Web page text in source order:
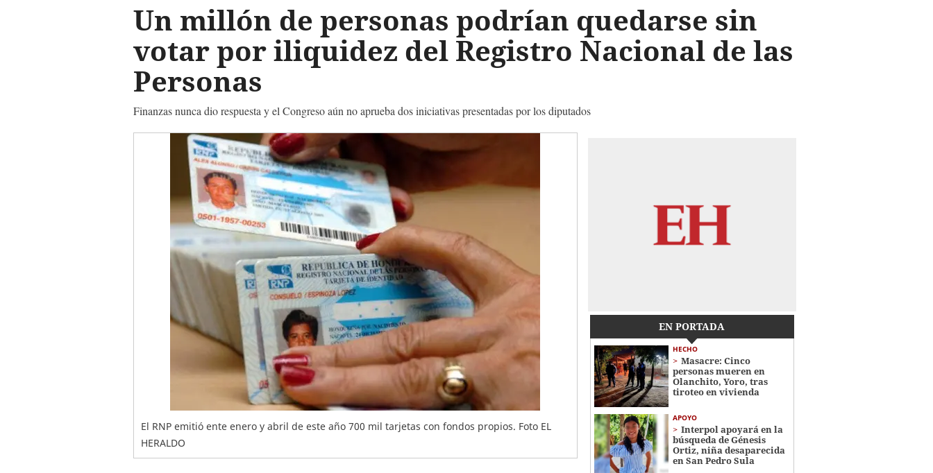
Un millón de personas podrían quedarse sin
votar por iliquidez del Registro Nacional de las
Personas
Finanzas nunca dio respuesta y el Congreso aún no aprueba dos iniciativas presentadas por los diputados
El RNP emitió ente enero y abril de este año 700 mil tarjetas con fondos propios. Foto EL
HERALDO
EN PORTADA
HECHO
Masacre: Cinco
personas mueren en
Olanchito, Yoro, tras
tiroteo en vivienda
APOYO
Interpol apoyará en la
búsqueda de Génesis
Ortiz, niña desaparecida
en San Pedro Sula